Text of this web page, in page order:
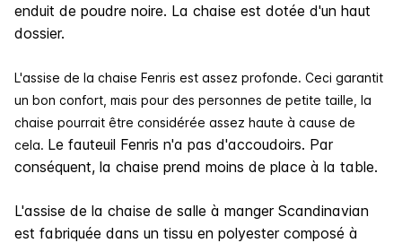
enduit de poudre noire. La chaise est dotée d'un haut
dossier.
L'assise de la chaise Fenris est assez profonde. Ceci garantit
un bon confort, mais pour des personnes de petite taille, la
chaise pourrait être considérée assez haute à cause de
cela. Le fauteuil Fenris n'a pas d'accoudoirs. Par
conséquent, la chaise prend moins de place à la table.
L'assise de la chaise de salle à manger Scandinavian
est fabriquée dans un tissu en polyester composé à